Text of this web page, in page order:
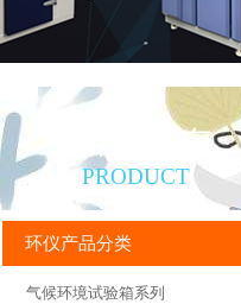
产品直通车
PRODUCT
环仪产品分类
气候环境试验箱系列